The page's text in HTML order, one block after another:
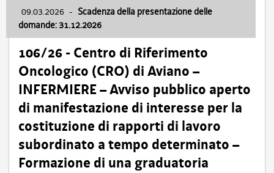
09.03.2026 - Scadenza della presentazione delle
domande: 31.12.2026
106/26 - Centro di Riferimento
Oncologico (CRO) di Aviano –
INFERMIERE – Avviso pubblico aperto
di manifestazione di interesse per la
costituzione di rapporti di lavoro
subordinato a tempo determinato –
Formazione di una graduatoria